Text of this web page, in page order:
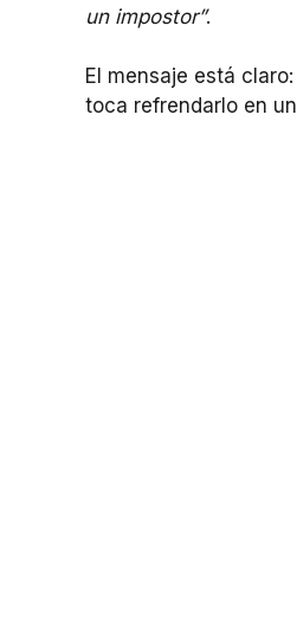
un impostor”.
El mensaje está
toca refrendarlo en